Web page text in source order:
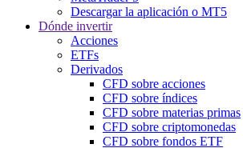
Descargar la aplicación o MT5
Dónde invertir
Acciones
ETFs
Derivados
CFD sobre acciones
CFD sobre índices
CFD sobre materias primas
CFD sobre criptomonedas
CFD sobre fondos ETF